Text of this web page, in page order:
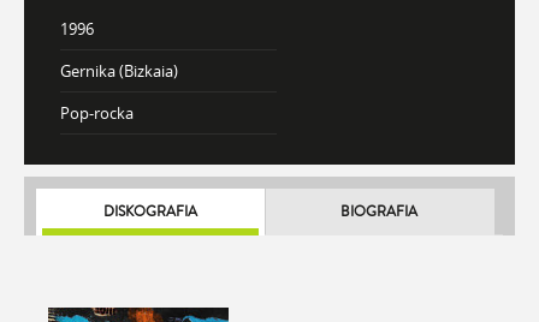
1996
Gernika (Bizkaia)
Pop-rocka
DISKOGRAFIA BIOGRAFIA